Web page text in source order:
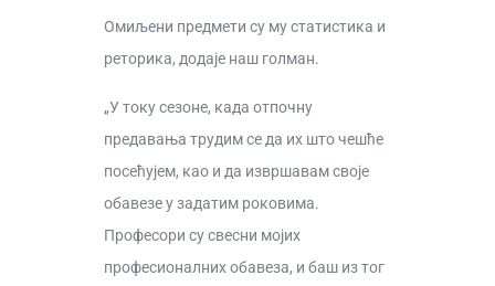
Омиљени предмети су му статистика и
реторика, додаје наш голман.
„У току сезоне, када отпочну
предавања трудим се да их што чешће
посећујем, као и да извршавам своје
обавезе у задатим роковима.
Професори су свесни мојих
професионалних обавеза, и баш из тог